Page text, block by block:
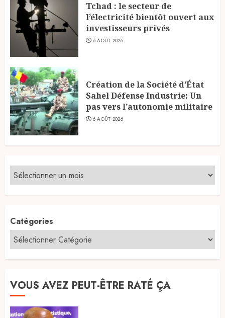
Tchad : le secteur de
l’électricité bientôt ouvert aux
investisseurs privés
6 AOÛT 2026
Création de la Société d’État
Sahel Défense Industrie: Un
pas vers l’autonomie militaire
6 AOÛT 2026
Catégories
VOUS AVEZ PEUT-ÊTRE RATÉ ÇA